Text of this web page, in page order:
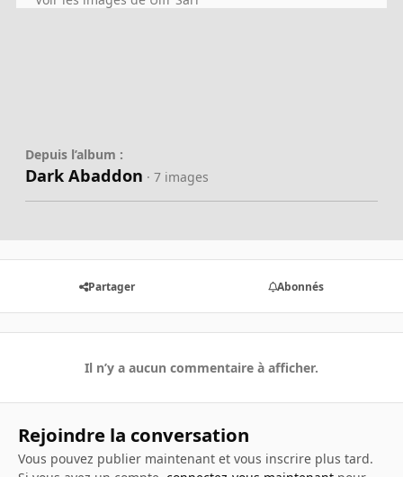
Depuis l’album :
Dark Abaddon · 7 images
Partager Abonnés
Il n’y a aucun commentaire à afficher.
Rejoindre la conversation
Vous pouvez publier maintenant et vous inscrire plus tard.